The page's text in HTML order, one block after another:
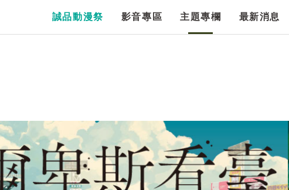
誠品動漫祭 影音專區 主題專欄 最新消息